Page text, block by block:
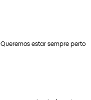
estar sempre perto